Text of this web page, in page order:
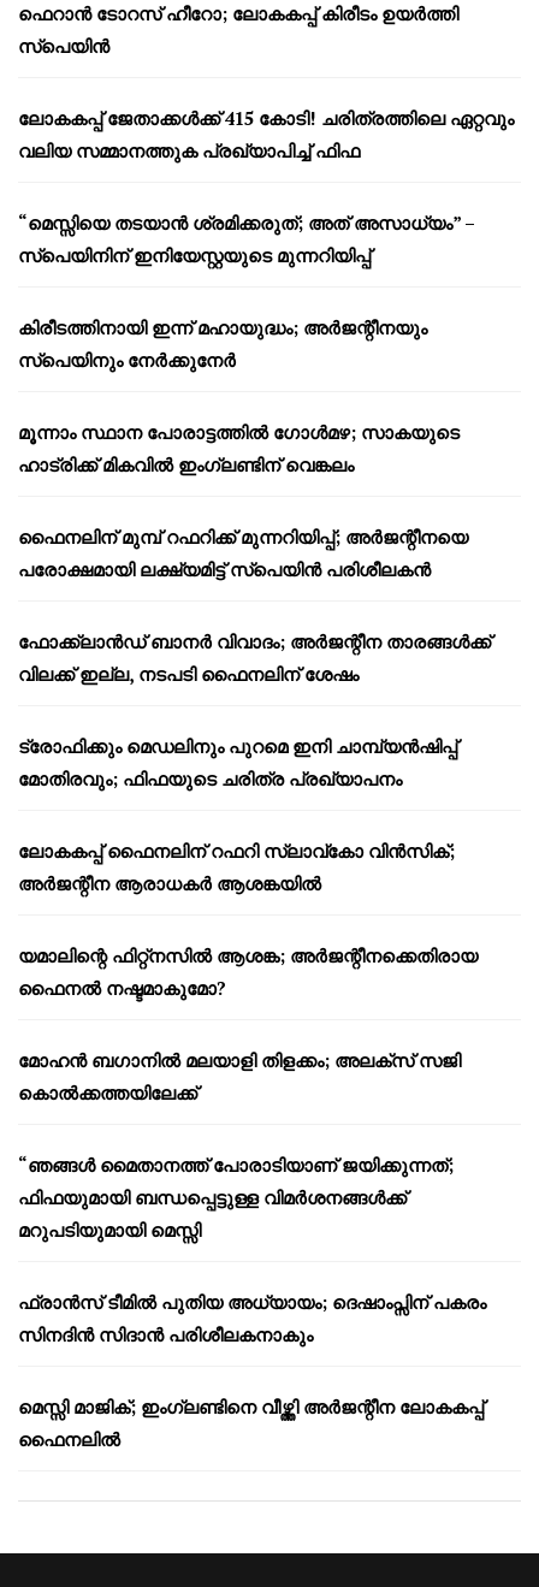
ഫെറാൻ ടോറസ് ഹീറോ; ലോകകപ്പ് കിരീടം ഉയർത്തി
സ്പെയിൻ
ലോകകപ്പ് ജേതാക്കൾക്ക് 415 കോടി! ചരിത്രത്തിലെ ഏറ്റവും
വലിയ സമ്മാനത്തുക പ്രഖ്യാപിച്ച് ഫിഫ
“മെസ്സിയെ തടയാൻ ശ്രമിക്കരുത്; അത് അസാധ്യം” –
സ്പെയിനിന് ഇനിയേസ്റ്റയുടെ മുന്നറിയിപ്പ്
കിരീടത്തിനായി ഇന്ന് മഹായുദ്ധം; അർജന്റീനയും
സ്പെയിനും നേർക്കുനേർ
മൂന്നാം സ്ഥാന പോരാട്ടത്തിൽ ഗോൾമഴ; സാകയുടെ
ഹാട്രിക്ക് മികവിൽ ഇംഗ്ലണ്ടിന് വെങ്കലം
ഫൈനലിന് മുമ്പ് റഫറിക്ക് മുന്നറിയിപ്പ്; അർജന്റീനയെ
പരോക്ഷമായി ലക്ഷ്യമിട്ട് സ്പെയിൻ പരിശീലകൻ
ഫോക്ക്‌ലാൻഡ് ബാനർ വിവാദം; അർജന്റീന താരങ്ങൾക്ക്
വിലക്ക് ഇല്ല, നടപടി ഫൈനലിന് ശേഷം
ട്രോഫിക്കും മെഡലിനും പുറമെ ഇനി ചാമ്പ്യൻഷിപ്പ്
മോതിരവും; ഫിഫയുടെ ചരിത്ര പ്രഖ്യാപനം
ലോകകപ്പ് ഫൈനലിന് റഫറി സ്ലാവ്‌കോ വിൻസിക്;
അർജന്റീന ആരാധകർ ആശങ്കയിൽ
യമാലിന്റെ ഫിറ്റ്നസിൽ ആശങ്ക; അർജന്റീനക്കെതിരായ
ഫൈനൽ നഷ്ടമാകുമോ?
മോഹൻ ബഗാനിൽ മലയാളി തിളക്കം; അലക്സ് സജി
കൊൽക്കത്തയിലേക്ക്
“ഞങ്ങൾ മൈതാനത്ത് പോരാടിയാണ് ജയിക്കുന്നത്;
ഫിഫയുമായി ബന്ധപ്പെട്ടുള്ള വിമർശനങ്ങൾക്ക്
മറുപടിയുമായി മെസ്സി
ഫ്രാൻസ് ടീമിൽ പുതിയ അധ്യായം; ദെഷാംപ്സിന് പകരം
സിനദിൻ സിദാൻ പരിശീലകനാകും
മെസ്സി മാജിക്; ഇംഗ്ലണ്ടിനെ വീഴ്ത്തി അർജന്റീന ലോകകപ്പ്
ഫൈനലിൽ